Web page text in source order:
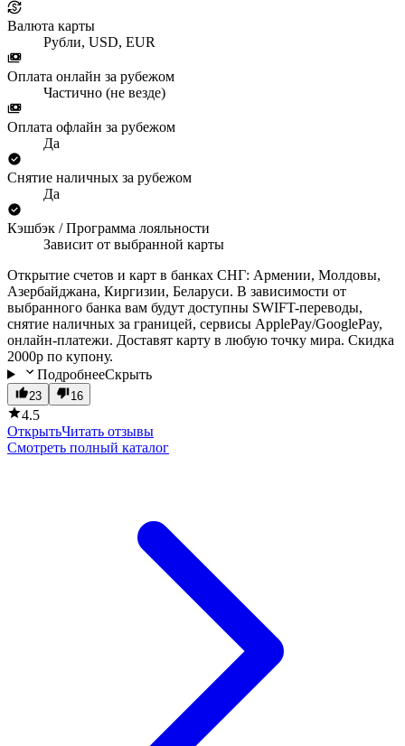
Валюта карты
Рубли, USD, EUR
Оплата онлайн за рубежом
Частично (не везде)
Оплата офлайн за рубежом
Да
Снятие наличных за рубежом
Да
Кэшбэк / Программа лояльности
Зависит от выбранной карты
Открытие счетов и карт в банках СНГ: Армении, Молдовы,
Азербайджана, Киргизии, Беларуси. В зависимости от
выбранного банка вам будут доступны SWIFT-переводы,
снятие наличных за границей, сервисы ApplePay/GooglePay,
онлайн-платежи. Доставят карту в любую точку мира. Скидка
2000р по купону.
ПодробнееСкрыть
23 16
4.5
ОткрытьЧитать отзывы
Смотреть полный каталог